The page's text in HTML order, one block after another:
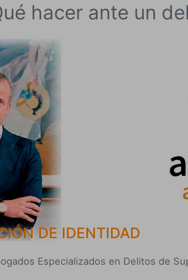
hacer ante un
DE IDENTIDAD
Especializados en Delitos de